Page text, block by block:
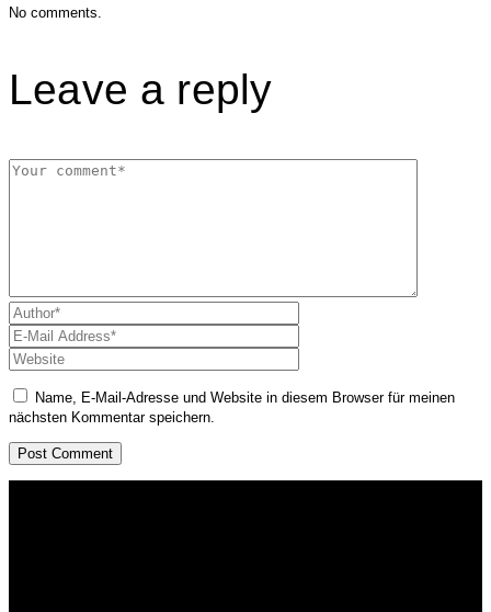
No comments.
Leave a reply
Name, E-Mail-Adresse und Website in diesem Browser für meinen
nächsten Kommentar speichern.